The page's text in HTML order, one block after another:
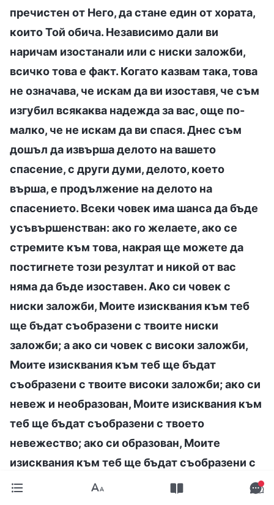
пречистен от Него, да стане един от хората,
които Той обича. Независимо дали ви
наричам изостанали или с ниски заложби,
всичко това е факт. Когато казвам така, това
не означава, че искам да ви изоставя, че съм
изгубил всякаква надежда за вас, още по-
малко, че не искам да ви спася. Днес съм
дошъл да извърша делото на вашето
спасение, с други думи, делото, което
върша, е продължение на делото на
спасението. Всеки човек има шанса да бъде
усъвършенстван: ако го желаете, ако се
стремите към това, накрая ще можете да
постигнете този резултат и никой от вас
няма да бъде изоставен. Ако си човек с
ниски заложби, Моите изисквания към теб
ще бъдат съобразени с твоите ниски
заложби; а ако си човек с високи заложби,
Моите изисквания към теб ще бъдат
съобразени с твоите високи заложби; ако си
невеж и необразован, Моите изисквания към
теб ще бъдат съобразени с твоето
невежество; ако си образован, Моите
изисквания към теб ще бъдат съобразени с
факта, че си образован; ако си възрастен